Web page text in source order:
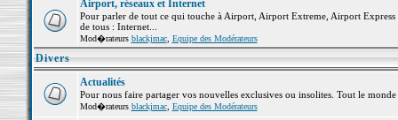
Airport, réseaux et Internet
Pour parler de tout ce qui touche à Airport, Airport Extreme, Airport
de tous : Internet...
Mod�rateurs blackjmac, Equipe des Modérateurs
Divers
Actualités
Pour nous faire partager vos nouvelles exclusives ou insolites. Tout le
Mod�rateurs blackjmac, Equipe des Modérateurs